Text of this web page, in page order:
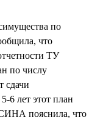
по
что
ТУ
по числу
сдачи
6 лет этот план
пояснила, что